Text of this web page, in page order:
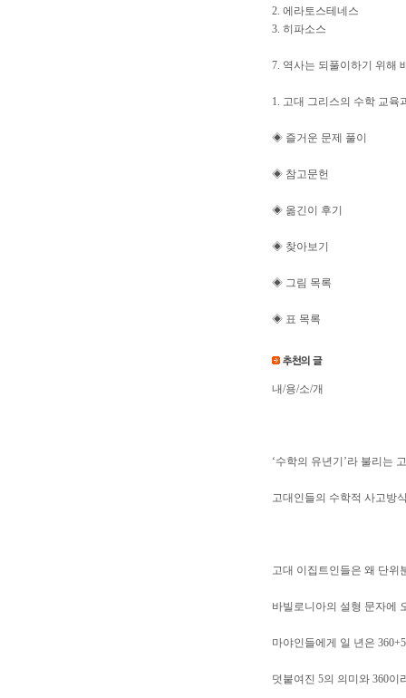
2. 에라토스테네스
3. 히파소스
7. 역사는 되풀이하기 위해
1. 고대 그리스의 수학 교육
◈ 즐거운 문제 풀이
◈ 참고문헌
◈ 옮긴이 후기
◈ 찾아보기
◈ 그림 목록
◈ 표 목록
내/용/소/개
‘수학의 유년기’라 불리는
고대인들의 수학적 사고방
고대 이집트인들은 왜 단위
바빌로니아의 설형 문자에
마야인들에게 일 년은
덧붙여진 5의 의미와 360이